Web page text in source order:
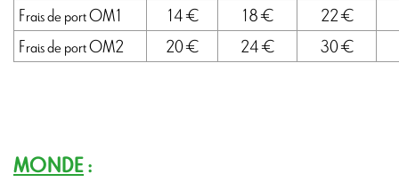
Frais de port OM1
14 € 18 €
22 €
Frais de port OM2
20 € 24 € 30 €
MONDE: